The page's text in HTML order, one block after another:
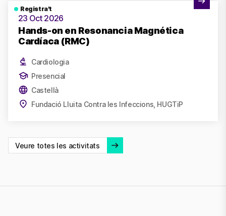
Registra't
23 Oct 2026
Hands-on en Resonancia Magnética
Cardíaca (RMC)
Cardiologia
Presencial
Castellà
Fundació Lluita Contra les Infeccions, HUGTiP
Veure activitat
Veure totes les activitats